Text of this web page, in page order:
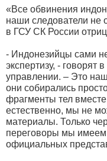
«Все обвинения
наши следователи не
в ГСУ СК России
- Индонезийцы сами
экспертизу, - говорят
управлении. – Это
они собирались
фрагменты тел
естественно, мы не
материалы. Только
переговоры мы имеем
официальных